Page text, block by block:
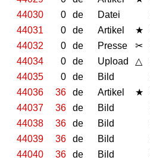
44030
0 de Datei
44031
0 de Artikel ★
44032
0 de Presse ✂
44034
0 de Upload △
44035
0 de Bild
44036
36 de Artikel ★
44037
36 de Bild
44038
36 de Bild
44039
36 de Bild
44040
36 de Bild